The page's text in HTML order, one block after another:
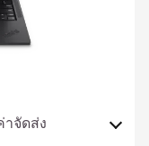
าจัดส่ง